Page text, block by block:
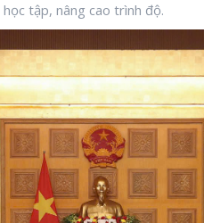
tập, nâng cao trình độ.